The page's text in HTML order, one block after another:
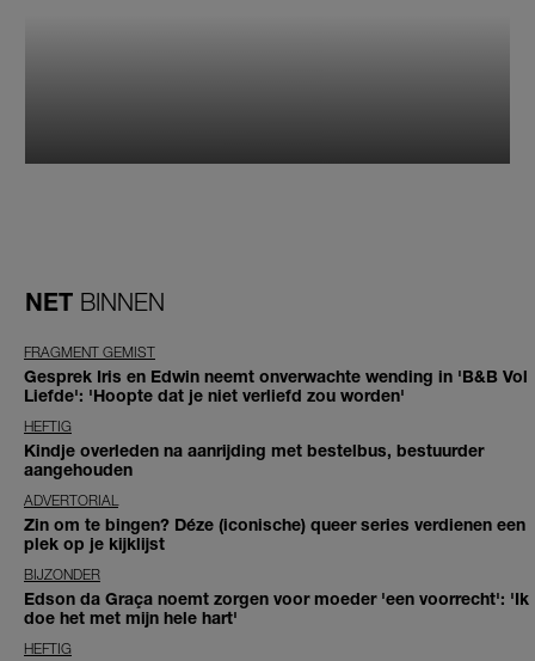
NET BINNEN
FRAGMENT GEMIST
Gesprek Iris en Edwin neemt onverwachte wending in 'B&B Vol
Liefde': 'Hoopte dat je niet verliefd zou worden'
HEFTIG
Kindje overleden na aanrijding met bestelbus, bestuurder
aangehouden
ADVERTORIAL
Zin om te bingen? Déze (iconische) queer series verdienen een
plek op je kijklijst
BIJZONDER
Edson da Graça noemt zorgen voor moeder 'een voorrecht': 'Ik
doe het met mijn hele hart'
HEFTIG